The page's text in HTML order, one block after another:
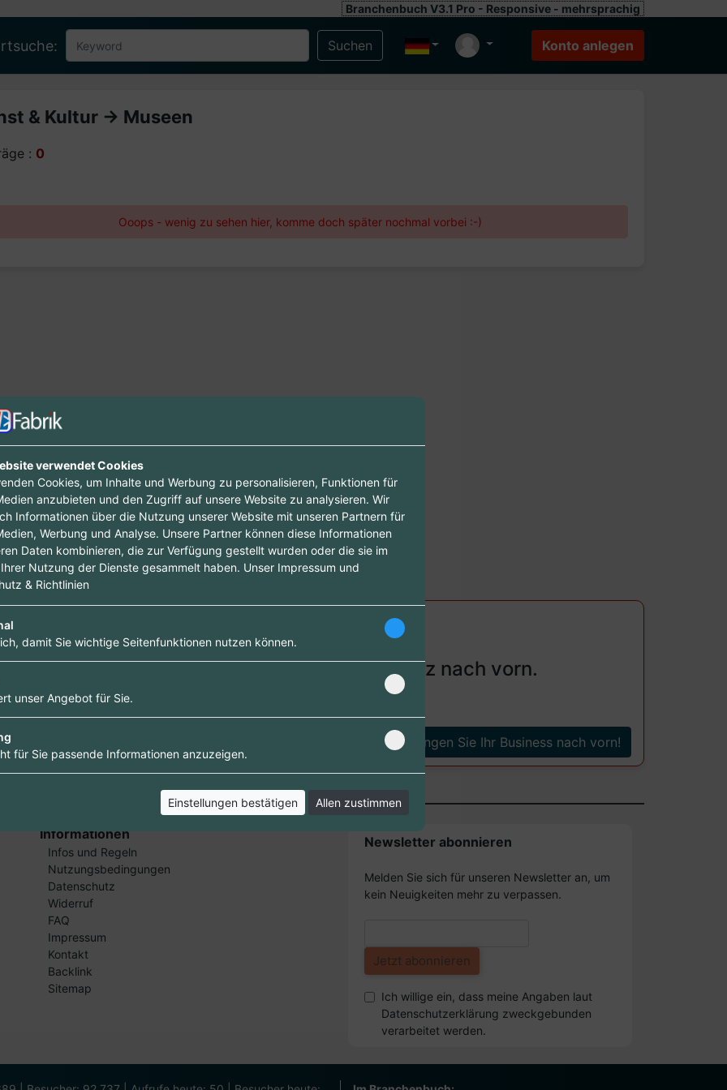
Branchenbuch V3.1 Pro - Responsive - mehrsprachig
& Kultur -> Museen
: 0
Ooops - wenig zu sehen hier, komme doch später nochmal vorbei :-)
ab und bringe deinen Firmeneintrag ganz nach vorn.
Eintrag!
Bringen Sie Ihr Business nach vorn!
Informationen
Infos und Regeln
Nutzungsbedingungen
Datenschutz
Widerruf
FAQ
Impressum
Kontakt
Backlink
Sitemap
Newsletter abonnieren
Melden Sie sich für unseren Newsletter an, um
kein Neuigkeiten mehr zu verpassen.
Ich willige ein, dass meine Angaben laut
Datenschutzerklärung zweckgebunden
verarbeitet werden.
verwendet Cookies
Cookies, um Inhalte und Werbung zu personalisieren, Funktionen für
anzubieten und den Zugriff auf unsere Website zu analysieren. Wir
Informationen über die Nutzung unserer Website mit unseren Partnern für
Werbung und Analyse. Unsere Partner können diese Informationen
Daten kombinieren, die zur Verfügung gestellt wurden oder die sie im
Ihrer Nutzung der Dienste gesammelt haben. Unser Impressum und
& Richtlinien
damit Sie wichtige Seitenfunktionen nutzen können.
unser Angebot für Sie.
für Sie passende Informationen anzuzeigen.
Einstellungen bestätigen Allen zustimmen